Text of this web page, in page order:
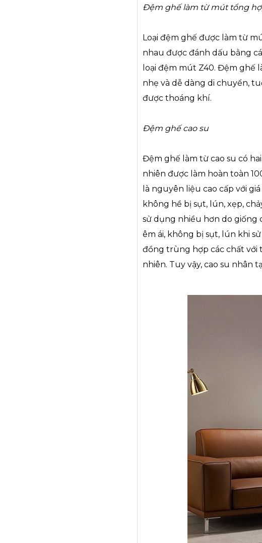
Đệm ghế làm từ mút tổng
Loại đệm ghế được làm từ
nhau được đánh dấu bằng
loại đệm mút Z40. Đệm ghế
nhẹ và dễ dàng di chuyển,
được thoáng khí.
Đệm ghế cao su
Đệm ghế làm từ cao su có
nhiên được làm hoàn toàn
là nguyên liệu cao cấp với
không hề bị sụt, lún, xẹp,
sử dụng nhiều hơn do giống
êm ái, không bị sụt, lún khi
đồng trùng hợp các chất với
nhiên. Tuy vậy, cao su nhân